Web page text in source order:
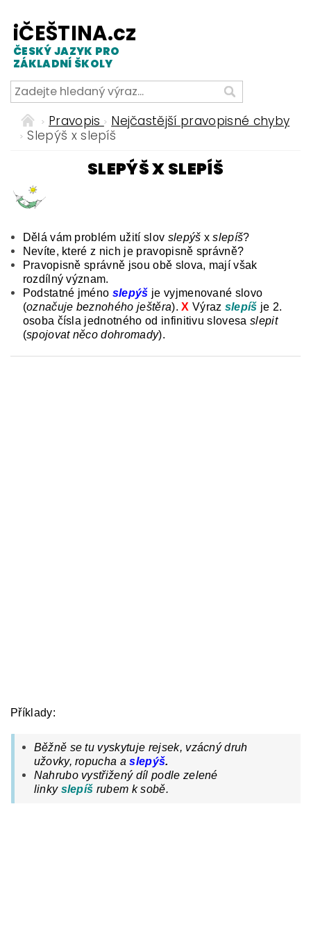
iČEŠTINA.cz
ČESKÝ JAZYK PRO
ZÁKLADNÍ ŠKOLY
Pravopis
Nejčastější pravopisné chyby
Slepýš x slepíš
SLEPÝŠ X SLEPÍŠ
Dělá vám problém užití slov slepýš xslepíš?
Nevíte, které z nich je pravopisně správně?
Pravopisně správně jsou obě slova, mají však
rozdílný význam.
Podstatné jméno slepýš je vyjmenované slovo
(označuje beznohého ještěra).X Výraz slepíš je 2.
osoba čísla jednotného od infinitivu slovesa slepit
(spojovat něco dohromady).
Příklady:
Běžně se tu vyskytuje rejsek, vzácný druh
užovky, ropucha a slepýš.
Nahrubo vystřižený díl podle zelené
linky slepíš rubem k sobě.